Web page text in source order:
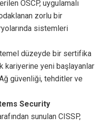
OSCP, uygulamalı
zorlu bir
sistemleri
temel düzeyde bir sertifika
kariyerine yeni başlayanlar
güvenliği, tehditler ve
Security
sunulan CISSP,